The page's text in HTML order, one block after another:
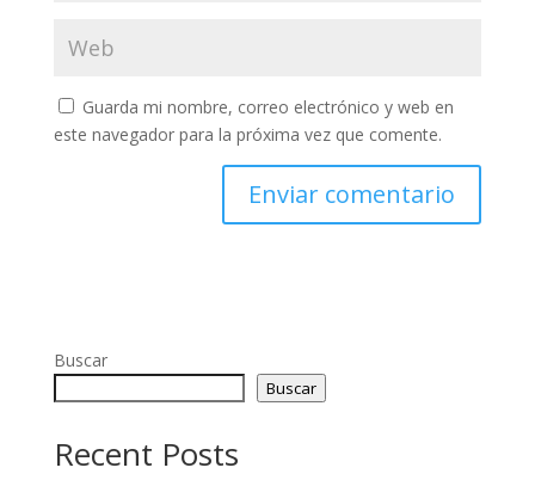
Guarda mi nombre, correo electrónico y web en
este navegador para la próxima vez que comente.
Buscar
Buscar
Recent Posts